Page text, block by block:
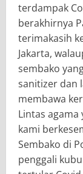
terdampak
berakhirnya
terimakasih
Jakarta,
sembako
sanitizer dan
membawa
Lintas
kami
Sembako di
penggali